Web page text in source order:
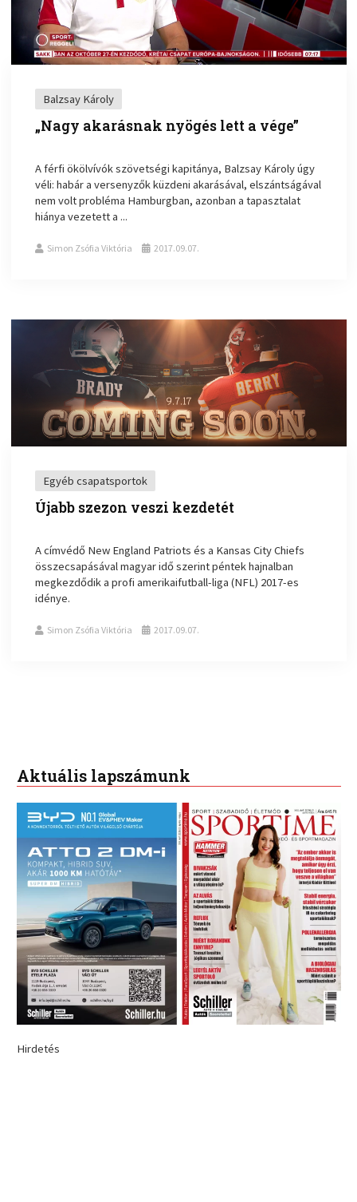
Balzsay Károly
„Nagy akarásnak nyögés lett a vége”
A férfi ökölvívók szövetségi kapitánya, Balzsay Károly úgy
véli: habár a versenyzők küzdeni akarásával, elszántságával
nem volt probléma Hamburgban, azonban a tapasztalat
hiánya vezetett a ...
Simon Zsófia Viktória 2017.09.07.
Egyéb csapatsportok
Újabb szezon veszi kezdetét
A címvédő New England Patriots és a Kansas City Chiefs
összecsapásával magyar idő szerint péntek hajnalban
megkezdődik a profi amerikaifutball-liga (NFL) 2017-es
idénye.
Simon Zsófia Viktória 2017.09.07.
Aktuális lapszámunk
Hirdetés